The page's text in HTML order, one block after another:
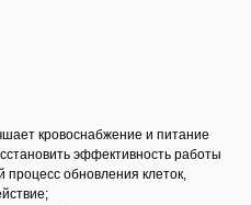
кровоснабжение и питание
эффективность работы
процесс обновления клеток,